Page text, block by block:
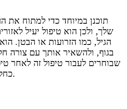
שלך, ולכן הוא טיפול יעיל
הגיל, כמו הזרועות או הבטן.
בגוף, ולהשאיר אותך עם צורה
שבוחרים לעבור טיפול זה לאחר
כחלק מחבילת מייקאובר לאמא.